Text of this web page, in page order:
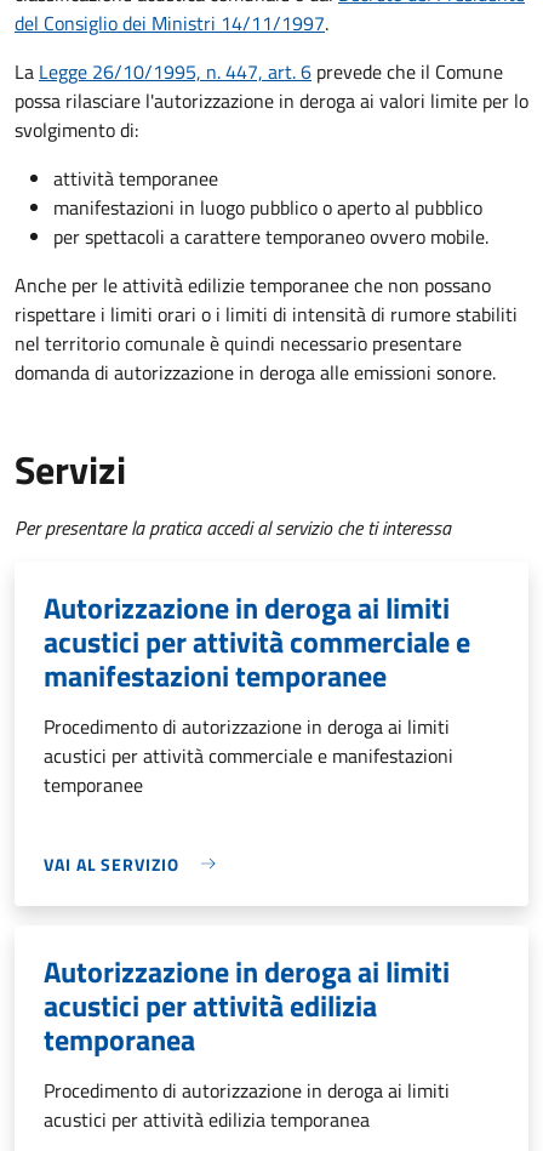
del Consiglio dei Ministri 14/11/1997.
La Legge 26/10/1995, n. 447, art. 6 prevede che il Comune
possa rilasciare l'autorizzazione in deroga ai valori limite per lo
svolgimento di:
attività temporanee
manifestazioni in luogo pubblico o aperto al pubblico
per spettacoli a carattere temporaneo ovvero mobile.
Anche per le attività edilizie temporanee che non possano
rispettare i limiti orari o i limiti di intensità di rumore stabiliti
nel territorio comunale è quindi necessario presentare
domanda di autorizzazione in deroga alle emissioni sonore.
Servizi
Per presentare la pratica accedi al servizio che ti interessa
Autorizzazione in deroga ai limiti
acustici per attività commerciale e
manifestazioni temporanee
Procedimento di autorizzazione in deroga ai limiti
acustici per attività commerciale e manifestazioni
temporanee
VAI AL SERVIZIO
Autorizzazione in deroga ai limiti
acustici per attività edilizia
temporanea
Procedimento di autorizzazione in deroga ai limiti
acustici per attività edilizia temporanea